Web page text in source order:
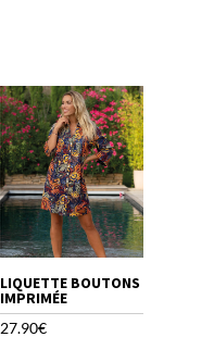
LIQUETTE BOUTONS
IMPRIMÉE
27.90€